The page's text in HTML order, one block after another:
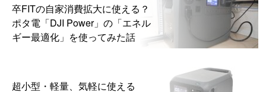
卒FITの自家消費拡大に使える？
ポタ電「DJI Power」の「エネル
ギー最適化」を使ってみた話
超小型・軽量、気軽に使える